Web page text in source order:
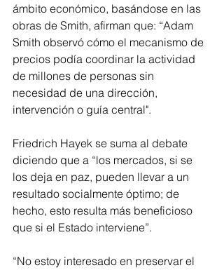
ámbito económico, basándose en las
obras de Smith, afirman que: “Adam
Smith observó cómo el mecanismo de
precios podía coordinar la actividad
de millones de personas sin
necesidad de una dirección,
intervención o guía central".
Friedrich Hayek se suma al debate
diciendo que a “los mercados, si se
los deja en paz, pueden llevar a un
resultado socialmente óptimo; de
hecho, esto resulta más beneficioso
que si el Estado interviene”.
“No estoy interesado en preservar el